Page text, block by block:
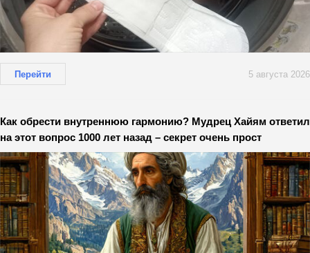
Перейти 5 августа 2026
Как обрести внутреннюю гармонию? Мудрец Хайям ответил
на этот вопрос 1000 лет назад – секрет очень прост